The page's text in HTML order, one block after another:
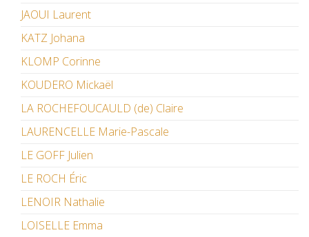
JAOUI Laurent
KATZ Johana
KLOMP Corinne
KOUDERO Mickaël
LA ROCHEFOUCAULD (de) Claire
LAURENCELLE Marie-Pascale
LE GOFF Julien
LE ROCH Éric
LENOIR Nathalie
LOISELLE Emma